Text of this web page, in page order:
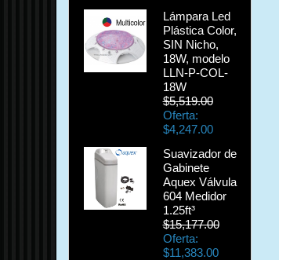
Lámpara Led
Plástica Color,
SIN Nicho,
18W, modelo
LLN-P-COL-
18W
$5,519.00
Oferta:
$4,247.00
Suavizador de
Gabinete
Aquex Válvula
604 Medidor
1.25ft³
$15,177.00
Oferta:
$11,383.00